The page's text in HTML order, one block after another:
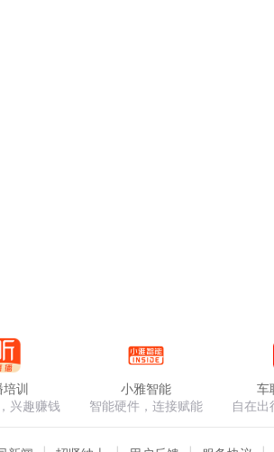
培训
兴趣赚钱
小雅智能
智能硬件，连接赋能
车
自在出